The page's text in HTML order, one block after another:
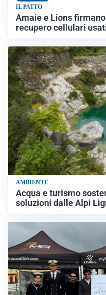
IL PATTO
Amaie e Lions
recupero cellulari
AMBIENTE
Acqua e turismo
soluzioni dalle Alpi